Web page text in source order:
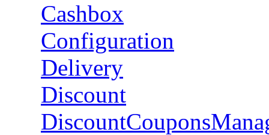
Cashbox
Configuration
Delivery
Discount